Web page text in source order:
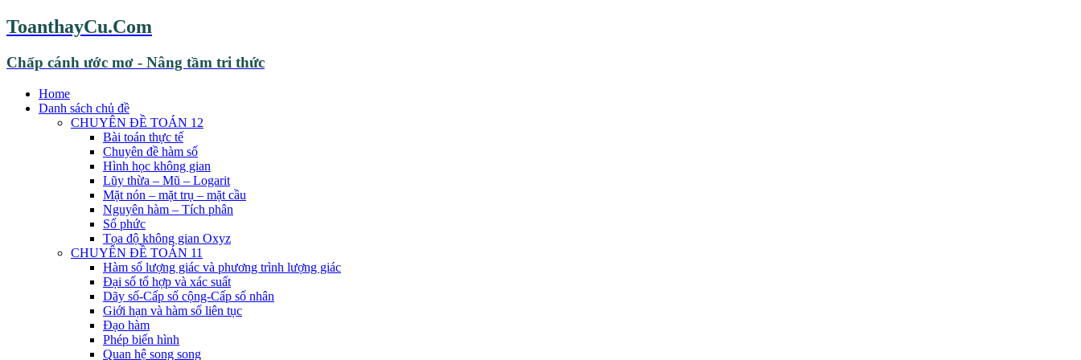
ToanthayCu.Com
Chấp cánh ước mơ - Nâng tầm tri thức
Home
Danh sách chủ đề
CHUYÊN ĐỀ TOÁN 12
Bài toán thực tế
Chuyên đề hàm số
Hình học không gian
Lũy thừa – Mũ – Logarit
Mặt nón – mặt trụ – mặt cầu
Nguyên hàm – Tích phân
Số phức
Tọa độ không gian Oxyz
CHUYÊN ĐỀ TOÁN 11
Hàm số lượng giác và phương trình lượng giác
Đại số tổ hợp và xác suất
Dãy số-Cấp số cộng-Cấp số nhân
Giới hạn và hàm số liên tục
Đạo hàm
Phép biến hình
Quan hệ song song